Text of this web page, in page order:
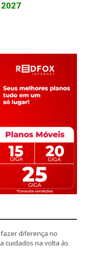
diferença no
cuidados na volta às